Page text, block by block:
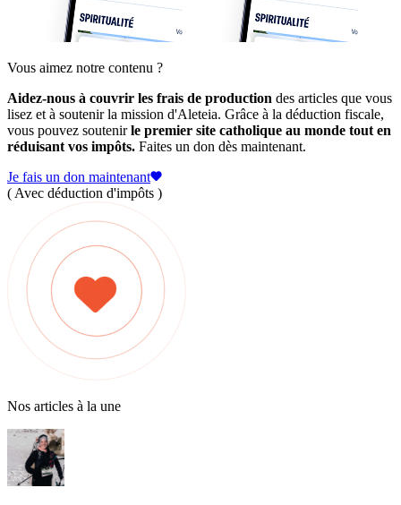
Vous aimez notre contenu ?
Aidez-nous à couvrir les frais de production des articles que vous
lisez et à soutenir la mission d'Aleteia. Grâce à la déduction fiscale,
vous pouvez soutenirle premier site catholique au monde tout en
réduisant vos impôts. Faites un don dès maintenant.
Je fais un don maintenant
( Avec déduction d'impôts )
Nos articles à la une